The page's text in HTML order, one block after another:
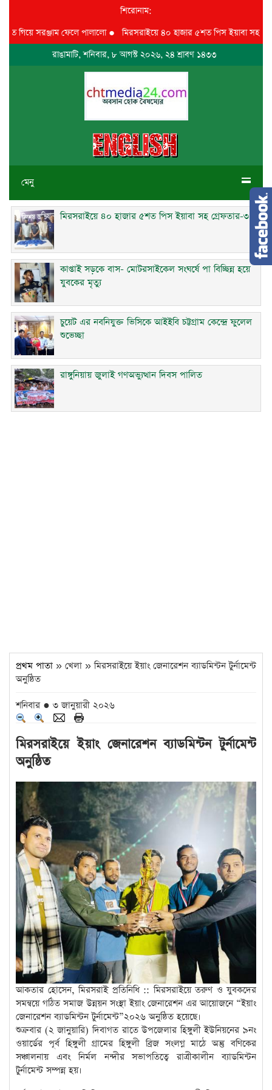
শিরোনাম:
গিয়ে সরঞ্জাম ফেলে পালালো●মিরসরাইয়ে ৪০ হাজার ৫শত পিস ইয়াবা সহ
রাঙামাটি, শনিবার, ৮ আগস্ট ২০২৬, ২৪ শ্রাবণ ১৪৩৩
মেনু
মিরসরাইয়ে ৪০ হাজার ৫শত পিস ইয়াবা সহ গ্রেফতার-৩
কাপ্তাই সড়কে বাস- মোটরসাইকেল সংঘর্ষে পা বিচ্ছিন্ন হয়ে
যুবকের মৃত্যু
চুয়েট এর নবনিযুক্ত ভিসিকে আইইবি চট্টগ্রাম কেন্দ্রে ফুলেল
শুভেচ্ছা
রাঙ্গুনিয়ায় জুলাই গণঅভ্যুত্থান দিবস পালিত
প্রথম পাতা » খেলা » মিরসরাইয়ে ইয়াং জেনারেশন ব্যাডমিন্টন টুর্নামেন্ট
অনুষ্ঠিত
শনিবার ● ৩ জানুয়ারী ২০২৬
মিরসরাইয়ে ইয়াং জেনারেশন ব্যাডমিন্টন টুর্নামেন্ট
অনুষ্ঠিত
আকতার হোসেন, মিরসরাই প্রতিনিধি :: মিরসরাইয়ে তরুণ ও যুবকদের
সমন্বয়ে গঠিত সমাজ উন্নয়ন সংস্থা ইয়াং জেনারেশন এর আয়োজনে “ইয়াং
জেনারেশন ব্যাডমিন্টন টুর্নামেন্ট”২০২৬ অনুষ্ঠিত হয়েছে।
শুক্রবার (২ জানুয়ারি) দিবাগত রাতে উপজেলার হিঙ্গুলী ইউনিয়নের ৯নং
ওয়ার্ডের পূর্ব হিঙ্গুলী গ্রামের হিঙ্গুলী ব্রিজ সংলগ্ন মাঠে অন্তু বণিকের
সঞ্চালনায় এবং নির্মল নন্দীর সভাপতিত্বে রাত্রীকালীন ব্যাডমিন্টন
টুর্নামেন্ট সম্পন্ন হয়।